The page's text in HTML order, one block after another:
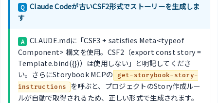
Q
Claude Codeが古いCSF2形式でストーリーを生成しま
す
A
CLAUDE.mdに「CSF3 + satisfies Meta<typeof
Component> 構文を使用。CSF2（export const story =
Template.bind({})）は使用しない」と明記してくださ
い。さらにStorybook MCPの
get-storybook-story-
instructions
を呼ぶと、プロジェクトのStory作成ルー
ルが自動で取得されるため、正しい形式で生成されます。